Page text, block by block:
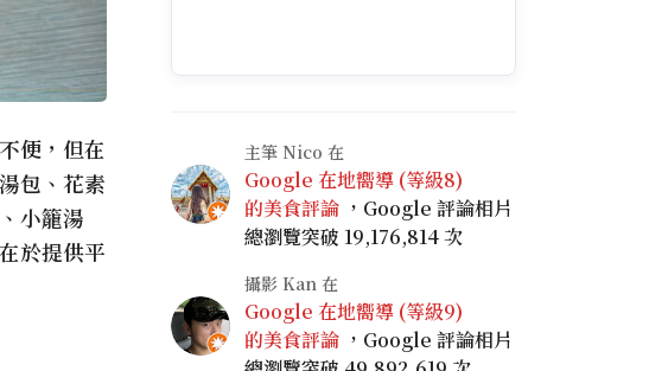
便，但在
包、花素
小籠湯
於提供平
主筆 Nico 在
Google 在地嚮導 (等級8)
的美食評論 ，Google 評論相片
總瀏覽突破 19,176,814 次
攝影 Kan 在
Google 在地嚮導 (等級9)
的美食評論 ，Google 評論相片